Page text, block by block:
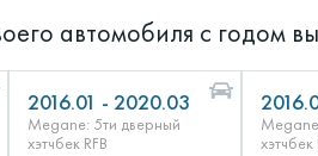
автомобиля с годом
2016.01 - 2020.03
Megane: 5ти дверный
хэтчбек RFB
хэтчбек